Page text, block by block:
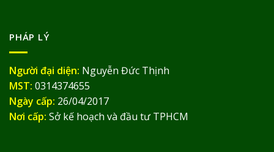
PHÁP LÝ
Người đại diện: Nguyễn Đức Thịnh
MST: 0314374655
Ngày cấp: 26/04/2017
Nơi cấp: Sở kế hoạch và đầu tư TPHCM